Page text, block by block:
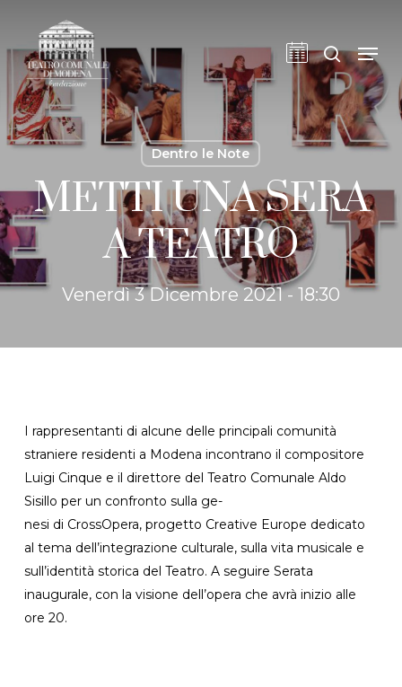
main
content
Dentro le Note
METTI UNA SERA
A TEATRO
Venerdì 3 Dicembre 2021 - 18:30
I rappresentanti di alcune delle principali comunità
straniere residenti a Modena incontrano il compositore
Luigi Cinque e il direttore del Teatro Comunale Aldo
Sisillo per un confronto sulla ge-
nesi di CrossOpera, progetto Creative Europe dedicato
al tema dell’integrazione culturale, sulla vita musicale e
sull’identità storica del Teatro. A seguire Serata
inaugurale, con la visione dell’opera che avrà inizio alle
ore 20.